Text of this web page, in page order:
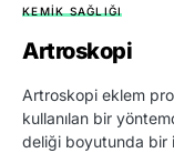
KEMIK SAĞLIĞI
Artroskopi
Artroskopi eklem
kullanılan bir
deliği boyutunda bir